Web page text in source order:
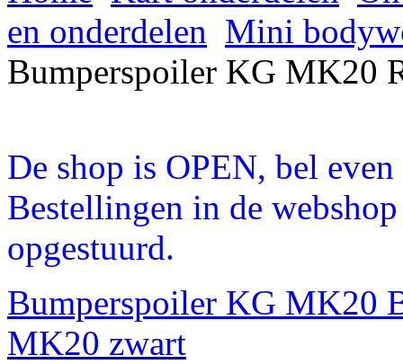
en onderdelen Mini
Bumperspoiler KG MK20
De shop is OPEN, bel
Bestellingen in de
opgestuurd.
Bumperspoiler KG MK20
MK20 zwart